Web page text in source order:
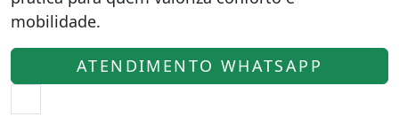
mobilidade.
ATENDIMENTO WHATSAPP